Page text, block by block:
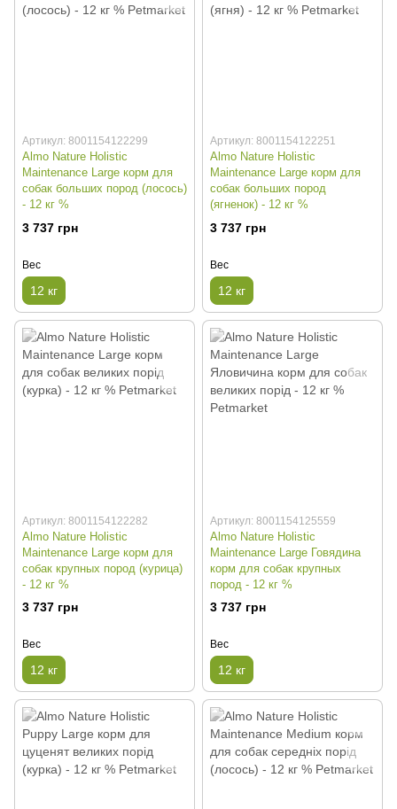
Артикул: 8001154122299
Almo Nature Holistic
Maintenance Large корм для
собак больших пород (лосось)
- 12 кг %
3 737 грн
Вес
12 кг
Артикул: 8001154122251
Almo Nature Holistic
Maintenance Large корм для
собак больших пород
(ягненок) - 12 кг %
3 737 грн
Вес
12 кг
Артикул: 8001154122282
Almo Nature Holistic
Maintenance Large корм для
собак крупных пород (курица)
- 12 кг %
3 737 грн
Вес
12 кг
Артикул: 8001154125559
Almo Nature Holistic
Maintenance Large Говядина
корм для собак крупных
пород - 12 кг %
3 737 грн
Вес
12 кг